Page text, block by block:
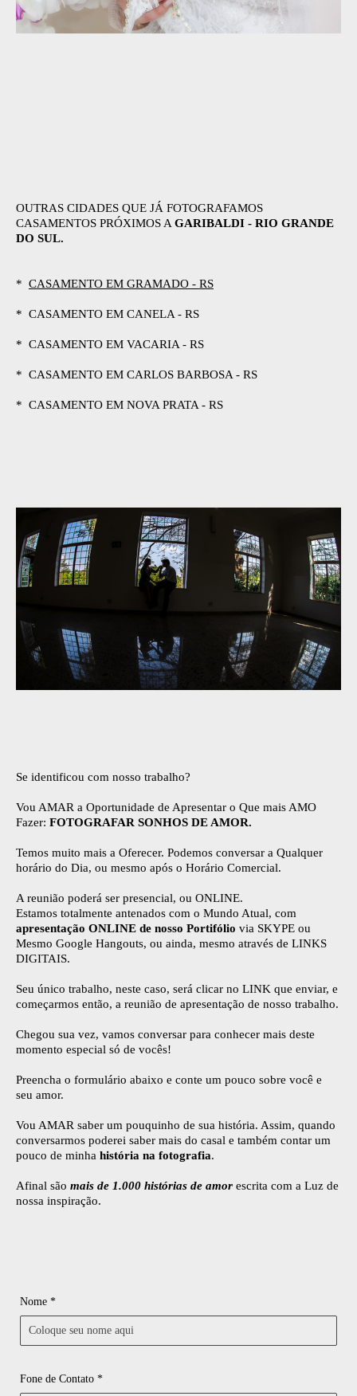
OUTRAS CIDADES QUE JÁ FOTOGRAFAMOS
CASAMENTOS PRÓXIMOS A GARIBALDI - RIO GRANDE
DO SUL.
* CASAMENTO EM GRAMADO - RS
* CASAMENTO EM CANELA - RS
* CASAMENTO EM VACARIA - RS
* CASAMENTO EM CARLOS BARBOSA - RS
* CASAMENTO EM NOVA PRATA - RS
Se identificou com nosso trabalho?
Vou AMAR a Oportunidade de Apresentar o Que mais AMO
Fazer: FOTOGRAFAR SONHOS DE AMOR.
Temos muito mais a Oferecer. Podemos conversar a Qualquer
horário do Dia, ou mesmo após o Horário Comercial.
A reunião poderá ser presencial, ou ONLINE.
Estamos totalmente antenados com o Mundo Atual, com
apresentação ONLINE de nosso Portifólio via SKYPE ou
Mesmo Google Hangouts, ou ainda, mesmo através de LINKS
DIGITAIS.
Seu único trabalho, neste caso, será clicar no LINK que enviar, e
começarmos então, a reunião de apresentação de nosso trabalho.
Chegou sua vez, vamos conversar para conhecer mais deste
momento especial só de vocês!
Preencha o formulário abaixo e conte um pouco sobre você e
seu amor.
Vou AMAR saber um pouquinho de sua história. Assim, quando
conversarmos poderei saber mais do casal e também contar um
pouco de minha história na fotografia.
Afinal são mais de 1.000 histórias de amor escrita com a Luz de
nossa inspiração.
Nome *
Fone de Contato *